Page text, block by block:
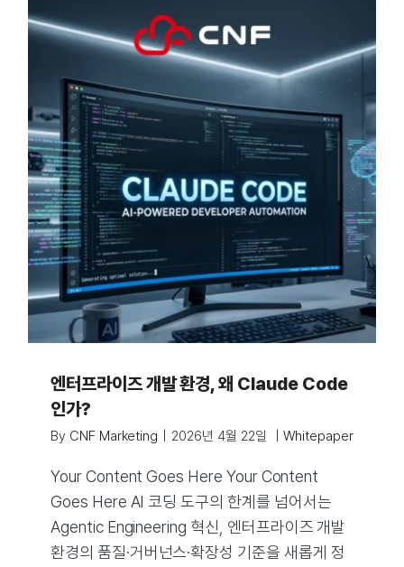
엔터프라이즈 개발 환경, 왜 Claude Code
인가?
By CNF Marketing 2026년 4월 22일 Whitepaper
Your Content Goes Here Your Content
Goes Here AI 코딩 도구의 한계를 넘어서는
Agentic Engineering 혁신, 엔터프라이즈 개발
환경의 품질·거버넌스·확장성 기준을 새롭게 정